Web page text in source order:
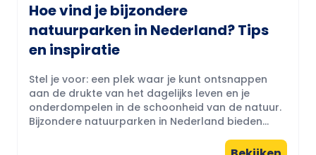
Hoe vind je bijzondere
natuurparken in Nederland? Tips
en inspiratie
Stel je voor: een plek waar je kunt ontsnappen
aan de drukte van het dagelijks leven en je
onderdompelen in de schoonheid van de natuur.
Bijzondere natuurparken in Nederland bieden...